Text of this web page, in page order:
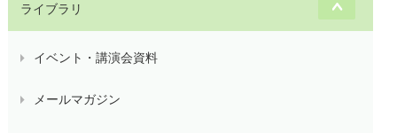
ライブラリ
イベント・講演会資料
メールマガジン